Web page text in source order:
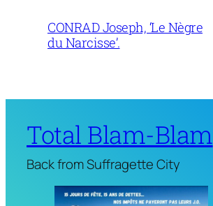
CONRAD Joseph, ‘Le Nègre
du Narcisse’.
Total Blam-Blam
Back from Suffragette City